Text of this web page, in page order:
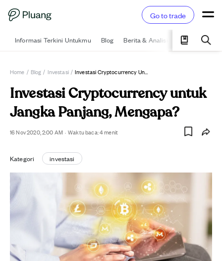
Go to trade
Informasi Terkini Untukmu Blog Berita & Analisis Pelajari
Home / Blog / Investasi / Investasi Cryptocurrency Untuk Jangka Panjang, Mengapa?
Investasi Cryptocurrency untuk
Jangka Panjang, Mengapa?
16 Nov 2020, 2:00 AM · Waktu baca:4menit
Kategori investasi